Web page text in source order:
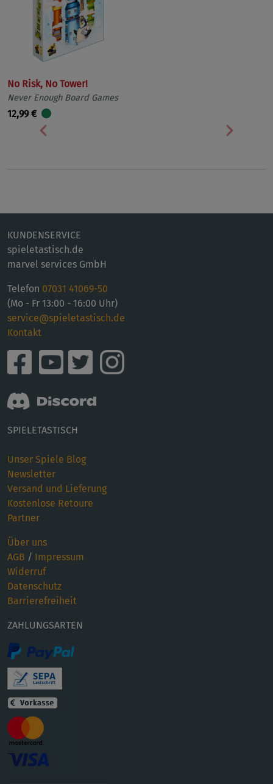
No Risk, No Tower!
Never Enough Board Games
12,99 €
Vorherige
KUNDENSERVICE
spieletastisch.de
marvel services GmbH
Telefon 07031 41069-50
(Mo - Fr 13:00 - 16:00 Uhr)
service@spieletastisch.de
Kontakt
SPIELETASTISCH
Unser Spiele Blog
Newsletter
Versand und Lieferung
Kostenlose Retoure
Partner
Über uns
AGB / Impressum
Widerruf
Datenschutz
Barrierefreiheit
ZAHLUNGSARTEN